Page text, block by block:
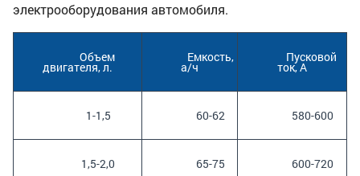
электрооборудования автомобиля.
двигателя, л. а/ч ток, А